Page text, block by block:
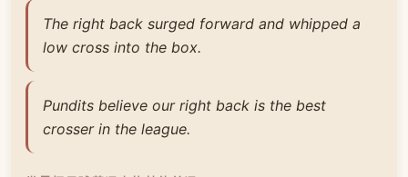
The right back surged forward and whipped a
low cross into the box.
Pundits believe our right back is the best
crosser in the league.